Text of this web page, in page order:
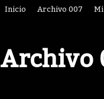
Inicio Archivo 007
Archivo